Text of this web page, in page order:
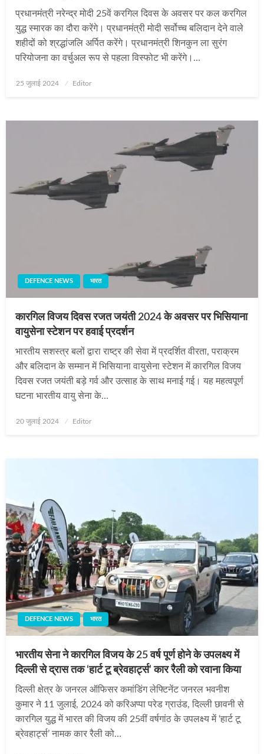
प्रधानमंत्री नरेन्‍द्र मोदी 25वें करगिल दिवस के अवसर पर कल करगिल
युद्ध स्‍मारक का दौरा करेंगे। प्रधानमंत्री मोदी सर्वोच्च बलिदान देने वाले
शहीदों को श्रद्धांजलि अर्पित करेंगे। प्रधानमंत्री शिनकुन ला सुरंग
परियोजना का वर्चुअल रूप से पहला विस्फोट भी करेंगे।…
Posted
25 जुलाई 2024 Editor
DEFENCE NEWS भारत
कारगिल विजय दिवस रजत जयंती 2024 के अवसर पर भिसियाना
वायुसेना स्टेशन पर हवाई प्रदर्शन
भारतीय सशस्त्र बलों द्वारा राष्ट्र की सेवा में प्रदर्शित वीरता, पराक्रम
और बलिदान के सम्मान में भिसियाना वायुसेना स्टेशन में कारगिल विजय
दिवस रजत जयंती बड़े गर्व और उत्साह के साथ मनाई गई। यह महत्वपूर्ण
घटना भारतीय वायु सेना के…
Posted
20 जुलाई 2024 Editor
DEFENCE NEWS भारत
भारतीय सेना ने कारगिल विजय के 25 वर्ष पूर्ण होने के उपलक्ष्य में
दिल्ली से द्रास तक ‘हार्ट टू ब्रेवहार्ट्स’ कार रैली को रवाना किया
दिल्ली क्षेत्र के जनरल ऑफिसर कमांडिंग लेफ्टिनेंट जनरल भवनीश
कुमार ने 11 जुलाई, 2024 को करिअप्पा परेड ग्राउंड, दिल्ली छावनी से
कारगिल युद्ध में भारत की विजय की 25वीं वर्षगांठ के उपलक्ष्य में ‘हार्ट टू
ब्रेवहार्ट्स’ नामक कार रैली को…